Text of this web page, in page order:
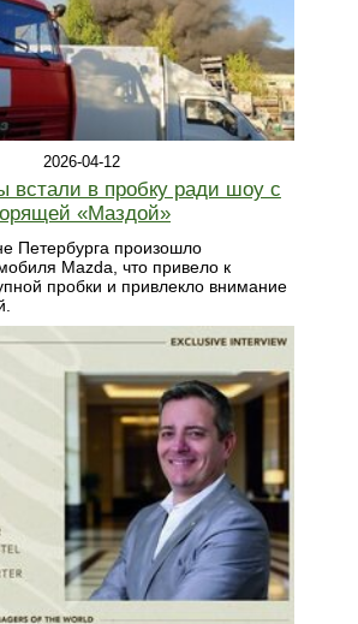
2026-04-12
встали в пробку ради шоу с
«Маздой»
Петербурга произошло
Mazda, что привело к
пробки и привлекло внимание